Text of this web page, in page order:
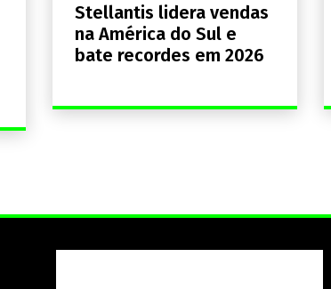
Stellantis lidera vendas
na América do Sul e
bate recordes em 2026